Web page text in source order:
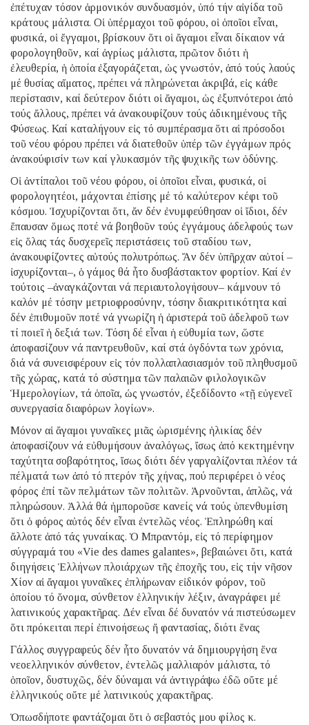
ἐπέτυχαν τόσον ἁρμονικόν συνδυασμόν, ὑπό τήν αἰγίδα τοῦ
κράτους μάλιστα. Οἱ ὑπέρμαχοι τοῦ φόρου, οἱ ὁποῖοι εἶναι,
φυσικά, οἱ ἔγγαμοι, βρίσκουν ὅτι οἱ ἄγαμοι εἶναι δίκαιον νά
φορολογηθοῦν, καί ἀγρίως μάλιστα, πρῶτον διότι ἡ
ἐλευθερία, ἡ ὁποία ἐξαγοράζεται, ὡς γνωστόν, ἀπό τούς λαούς
μέ θυσίας αἵματος, πρέπει νά πληρώνεται ἀκριβά, εἰς κάθε
περίστασιν, καί δεύτερον διότι οἱ ἄγαμοι, ὡς ἐξυπνότεροι ἀπό
τούς ἄλλους, πρέπει νά ἀνακουφίζουν τούς ἀδικημένους τῆς
Φύσεως. Καί καταλήγουν εἰς τό συμπέρασμα ὅτι αἱ πρόσοδοι
τοῦ νέου φόρου πρέπει νά διατεθοῦν ὑπέρ τῶν ἐγγάμων πρός
ἀνακούφισίν των καί γλυκασμόν τῆς ψυχικῆς των ὀδύνης.
Οἱ ἀντίπαλοι τοῦ νέου φόρου, οἱ ὁποῖοι εἶναι, φυσικά, οἱ
φορολογητέοι, μάχονται ἐπίσης μέ τό καλύτερον κέφι τοῦ
κόσμου. Ἰσχυρίζονται ὅτι, ἄν δέν ἐνυμφεύθησαν οἱ ἴδιοι, δέν
ἔπαυσαν ὅμως ποτέ νά βοηθοῦν τούς ἐγγάμους ἀδελφούς των
εἰς ὅλας τάς δυσχερεῖς περιστάσεις τοῦ σταδίου των,
ἀνακουφίζοντες αὐτούς πολυτρόπως. Ἄν δέν ὑπῆρχαν αὐτοί –
ἰσχυρίζονται–, ὁ γάμος θά ἦτο δυσβάστακτον φορτίον. Καί ἐν
τούτοις –ἀναγκάζονται νά περιαυτολογήσουν– κάμνουν τό
καλόν μέ τόσην μετριοφροσύνην, τόσην διακριτικότητα καί
δέν ἐπιθυμοῦν ποτέ νά γνωρίζη ἡ ἀριστερά τοῦ ἀδελφοῦ των
τί ποιεῖ ἡ δεξιά των. Τόση δέ εἶναι ἡ εὐθυμία των, ὥστε
ἀποφασίζουν νά παντρευθοῦν, καί στά ὀγδόντα των χρόνια,
διά νά συνεισφέρουν εἰς τόν πολλαπλασιασμόν τοῦ πληθυσμοῦ
τῆς χώρας, κατά τό σύστημα τῶν παλαιῶν φιλολογικῶν
Ἡμερολογίων, τά ὁποῖα, ὡς γνωστόν, ἐξεδίδοντο «τῇ εὐγενεῖ
συνεργασία διαφόρων λογίων».
Μόνον αἱ ἄγαμοι γυναῖκες μιᾶς ὡρισμένης ἡλικίας δέν
ἀποφασίζουν νά εὐθυμήσουν ἀναλόγως, ἴσως ἀπό κεκτημένην
ταχύτητα σοβαρότητος, ἴσως διότι δέν γαργαλίζονται πλέον τά
πέλματά των ἀπό τό πτερόν τῆς χήνας, πού περιφέρει ὁ νέος
φόρος ἐπί τῶν πελμάτων τῶν πολιτῶν. Ἀρνοῦνται, ἁπλῶς, νά
πληρώσουν. Ἀλλά θά ἠμποροῦσε κανείς νά τούς ὑπενθυμίση
ὅτι ὁ φόρος αὐτός δέν εἶναι ἐντελῶς νέος. Ἐπληρώθη καί
ἄλλοτε ἀπό τάς γυναίκας. Ὁ Μπραντόμ, εἰς τό περίφημον
σύγγραμά του «Vie des dames galantes», βεβαιώνει ὅτι, κατά
διηγήσεις Ἑλλήνων πλοιάρχων τῆς ἐποχῆς του, εἰς τήν νῆσον
Χίον αἱ ἄγαμοι γυναῖκες ἐπλήρωναν εἰδικόν φόρον, τοῦ
ὁποίου τό ὄνομα, σύνθετον ἑλληνικήν λέξιν, ἀναγράφει μέ
λατινικούς χαρακτῆρας. Δέν εἶναι δέ δυνατόν νά πιστεύσωμεν
ὅτι πρόκειται περί ἐπινοήσεως ἤ φαντασίας, διότι ἕνας
Γάλλος συγγραφεύς δέν ἦτο δυνατόν νά δημιουργήση ἕνα
νεοελληνικόν σύνθετον, ἐντελῶς μαλλιαρόν μάλιστα, τό
ὁποῖον, δυστυχῶς, δέν δύναμαι νά ἀντιγράψω ἐδῶ οὔτε μέ
ἑλληνικούς οὔτε μέ λατινικούς χαρακτῆρας.
Ὁπωσδήποτε φαντάζομαι ὅτι ὁ σεβαστός μου φίλος κ.